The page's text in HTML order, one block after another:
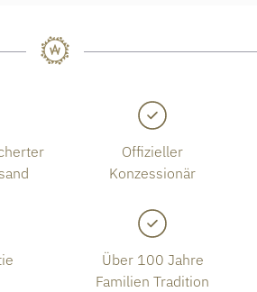
Offizieller
Konzessionär
Über 100 Jahre
Familien Tradition